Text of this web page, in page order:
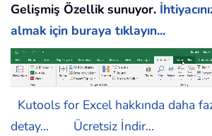
Gelişmiş Özellik sunuyor.
almak için buraya tıklayın...
Kutools for Excel hakkında daha
detay...
Ücretsiz İndir...